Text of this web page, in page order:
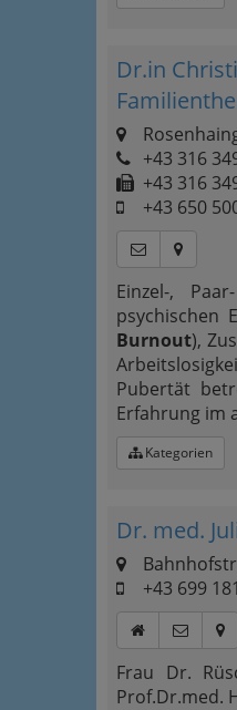
Dr.in
+43 316
+43 316
+43 650
Einzel-,
psychischen
Burnout),
Pubertät
Erfahrung im
Kategorien
Dr. med.
+43 699
Frau Dr.
Prof.Dr.med.